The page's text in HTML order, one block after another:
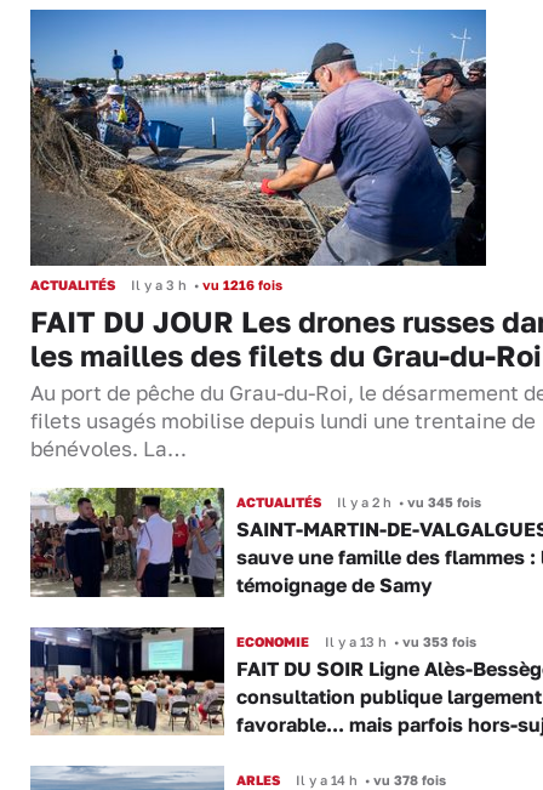
ACTUALITÉS Il y a 3 h • vu 1216 fois
FAIT DU JOUR Les drones russes
les mailles des filets du Grau-du-Roi
Au port de pêche du Grau-du-Roi, le désarmement
filets usagés mobilise depuis lundi une trentaine de
bénévoles. La…
ACTUALITÉS Il y a 2 h •vu 345 fois
SAINT-MARTIN-DE-
sauve une famille des flammes :
témoignage de Samy
ECONOMIE Il y a 13 h •vu 353 fois
FAIT DU SOIR Ligne Alès-
consultation publique largement
favorable... mais parfois hors-
ARLES Il y a 14 h •vu 378 fois